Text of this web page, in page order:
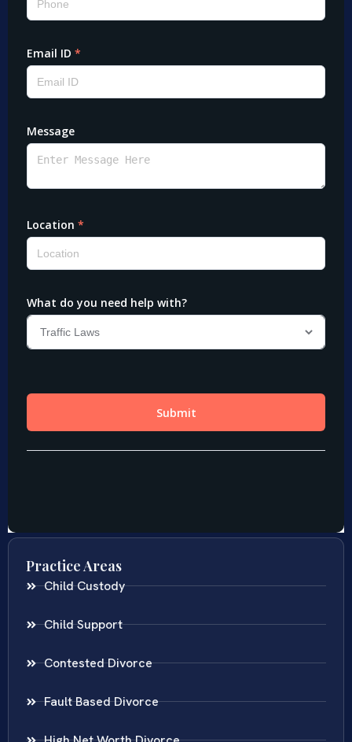
Practice Areas
Child Custody
Child Support
Contested Divorce
Fault Based Divorce